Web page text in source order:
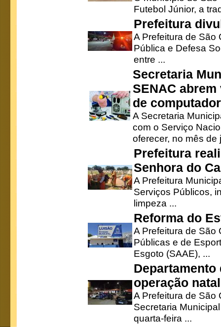
Futebol Júnior, a
Prefeitura
A Prefeitura de São
Pública e Defesa
entre ...
Secretaria
SENAC
de
A Secretaria
com o Serviço
oferecer, no mês de
Prefeitura
Senhora do
A Prefeitura
Serviços Públicos,
limpeza ...
Reforma do
A Prefeitura de São
Públicas e de
Esgoto (SAAE), ...
operação
A Prefeitura de São
Secretaria
quarta-feira ...